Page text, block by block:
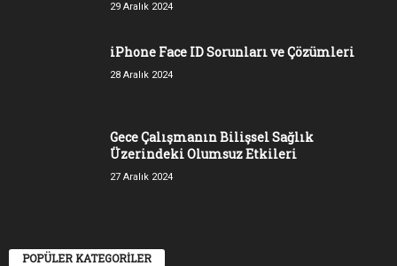
29 Aralık 2024
iPhone Face ID Sorunları ve Çözümleri
28 Aralık 2024
Gece Çalışmanın Bilişsel Sağlık
Üzerindeki Olumsuz Etkileri
27 Aralık 2024
POPÜLER KATEGORİLER